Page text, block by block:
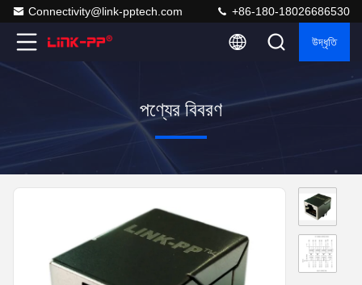
Connectivity@link-pptech.com +86-180-18026686530
উদ্ধৃতি
পণ্যের বিবরণ